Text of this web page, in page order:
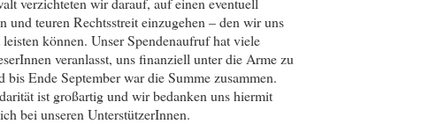
und teuren Rechtsstreit einzugehen – den wir uns
können. Unser Spendenaufruf hat viele
veranlasst, uns finanziell unter die Arme zu
bis Ende September war die Summe zusammen.
ist großartig und wir bedanken uns hiermit
bei unseren UnterstützerInnen.